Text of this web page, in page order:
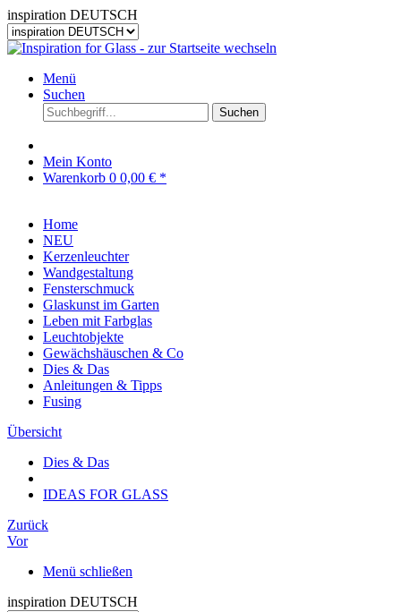
inspiration DEUTSCH
Menü
Suchen
Suchen
Mein Konto
Warenkorb 0 0,00 € *
Home
NEU
Kerzenleuchter
Wandgestaltung
Fensterschmuck
Glaskunst im Garten
Leben mit Farbglas
Leuchtobjekte
Gewächshäuschen & Co
Dies & Das
Anleitungen & Tipps
Fusing
Übersicht
Dies & Das
IDEAS FOR GLASS
Zurück
Vor
Menü schließen
inspiration DEUTSCH